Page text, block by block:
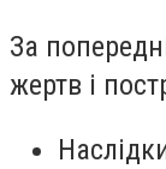
За
жертв і